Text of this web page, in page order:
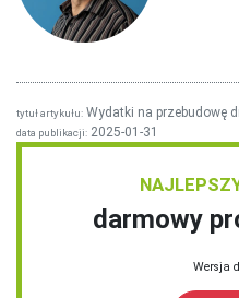
darmowy
Wersja
tytuł artykułu: Wydatki na przebudowę
data publikacji: 2025-01-31